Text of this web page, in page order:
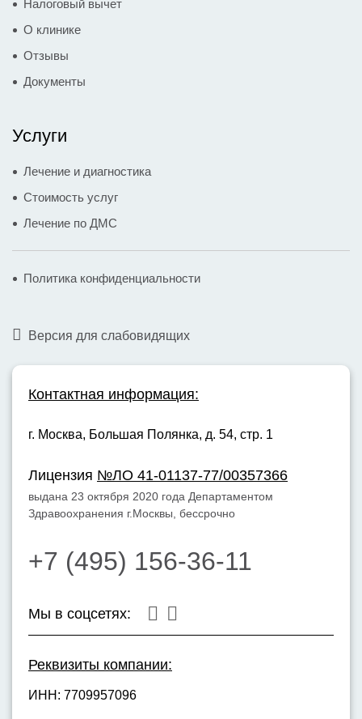
Налоговый вычет
О клинике
Отзывы
Документы
Услуги
Лечение и диагностика
Стоимость услуг
Лечение по ДМС
Политика конфиденциальности
Версия для слабовидящих
Контактная информация:
г. Москва, Большая Полянка, д. 54, стр. 1
Лицензия №ЛО 41-01137-77/00357366
выдана 23 октября 2020 года Департаментом
Здравоохранения г.Москвы, бессрочно
+7 (495) 156-36-11
Мы в соцсетях:
Реквизиты компании:
ИНН: 7709957096